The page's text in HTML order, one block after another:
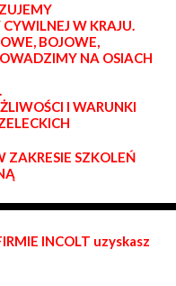
W KRAJU.
BOJOWE,
NA OSIACH
I WARUNKI
ZAKRESIE SZKOLEŃ
INCOLT uzyskasz